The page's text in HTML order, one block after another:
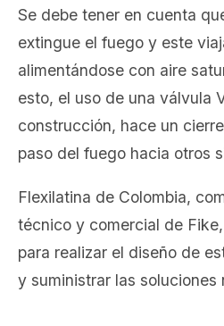
Se debe tener en cuenta
extingue el fuego y este
alimentándose con aire
esto, el uso de una válvula
construcción, hace un
paso del fuego hacia otros
Flexilatina de Colombia,
técnico y comercial de
para realizar el diseño de
y suministrar las soluciones